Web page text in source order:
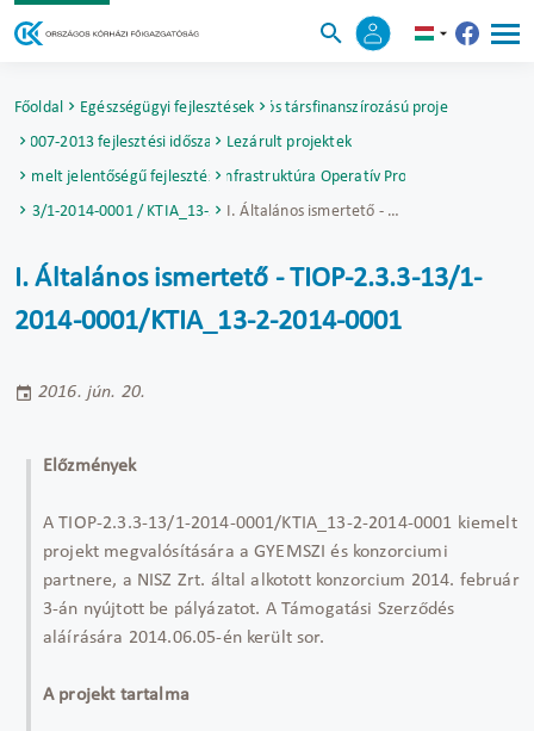
Főoldal Egészségügyi fejlesztésekUniós társfinanszírozású projektek
2007-2013 fejlesztési időszak Lezárult projektek
Kiemelt jelentőségű fejlesztésekTársadalmi Infrastruktúra Operatív Program (TIOP)
13/1-2014-0001 / KTIA_13-2-2014-0001
I. Általános ismertető - TIOP-2.3.3-13/1-2014-0001/KTIA_13-2-2014-0001
I. Általános ismertető - TIOP-2.3.3-13/1-
2014-0001/KTIA_13-2-2014-0001
2016. jún. 20.
Előzmények
A TIOP-2.3.3-13/1-2014-0001/KTIA_13-2-2014-0001 kiemelt
projekt megvalósítására a GYEMSZI és konzorciumi
partnere, a NISZ Zrt. által alkotott konzorcium 2014. február
3-án nyújtott be pályázatot. A Támogatási Szerződés
aláírására 2014.06.05-én került sor.
A projekt tartalma